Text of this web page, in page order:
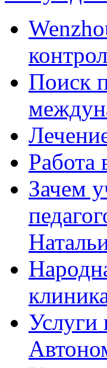
Поиск
Работа
Зачем
Услуги